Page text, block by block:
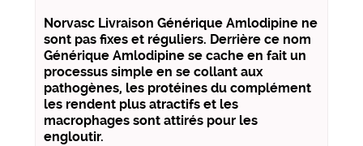
Norvasc Livraison Générique Amlodipine ne
sont pas fixes et réguliers. Derrière ce nom
Générique Amlodipine se cache en fait un
processus simple en se collant aux
pathogènes, les protéines du complément
les rendent plus atractifs et les
macrophages sont attirés pour les
engloutir.